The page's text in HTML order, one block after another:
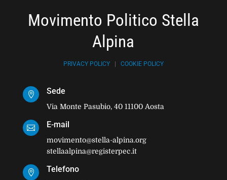
Movimento Politico Stella
Alpina
PRIVACY POLICY| COOKIE POLICY
 Sede
Via Monte Pasubio, 40 11100 Aosta
 E-mail
movimento@stella-alpina.org
stellaalpina@registerpec.it
 Telefono